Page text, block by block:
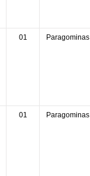
01 Paragominas
01 Paragominas